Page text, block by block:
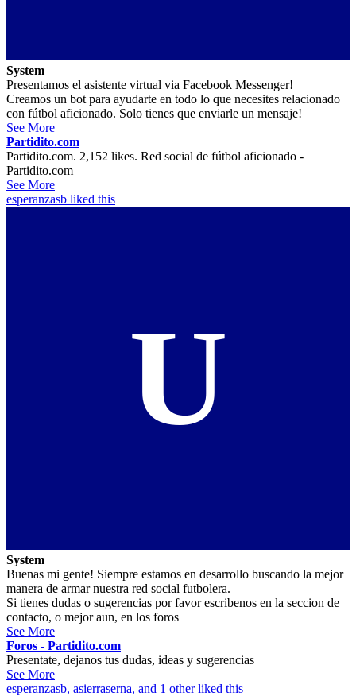
System
Presentamos el asistente virtual via Facebook Messenger!
Creamos un bot para ayudarte en todo lo que necesites relacionado
con fútbol aficionado. Solo tienes que enviarle un mensaje!
See More
Partidito.com
Partidito.com. 2,152 likes. Red social de fútbol aficionado -
Partidito.com
See More
esperanzasb liked this
U
System
Buenas mi gente! Siempre estamos en desarrollo buscando la mejor
manera de armar nuestra red social futbolera.
Si tienes dudas o sugerencias por favor escribenos en la seccion de
contacto, o mejor aun, en los foros
See More
Foros - Partidito.com
Presentate, dejanos tus dudas, ideas y sugerencias
See More
esperanzasb, asierraserna, and 1 other liked this